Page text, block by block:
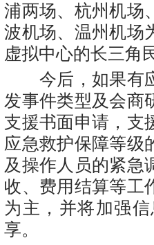
浦两场、杭州机场
波机场、温州机场
虚拟中心的长三角
今后，如果有应
发事件类型及会商
支援书面申请，支
应急救护保障等级
及操作人员的紧急
收、费用结算等工
为主，并将加强
享。